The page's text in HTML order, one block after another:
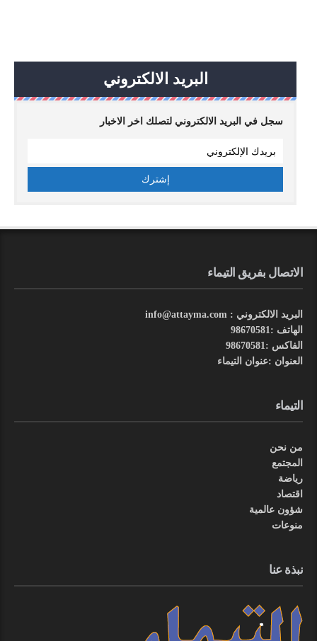
البريد الالكتروني
سجل في البريد الالكتروني لتصلك اخر الاخبار
الاتصال بفريق التيماء
البريد الالكتروني : info@attayma.com
الهاتف :98670581
الفاكس :98670581
العنوان :عنوان التيماء
التيماء
من نحن
المجتمع
رياضة
اقتصاد
شؤون عالمية
منوعات
نبذة عنا